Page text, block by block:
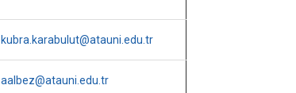
kubra.karabulut@atauni.edu.tr
aalbez@atauni.edu.tr